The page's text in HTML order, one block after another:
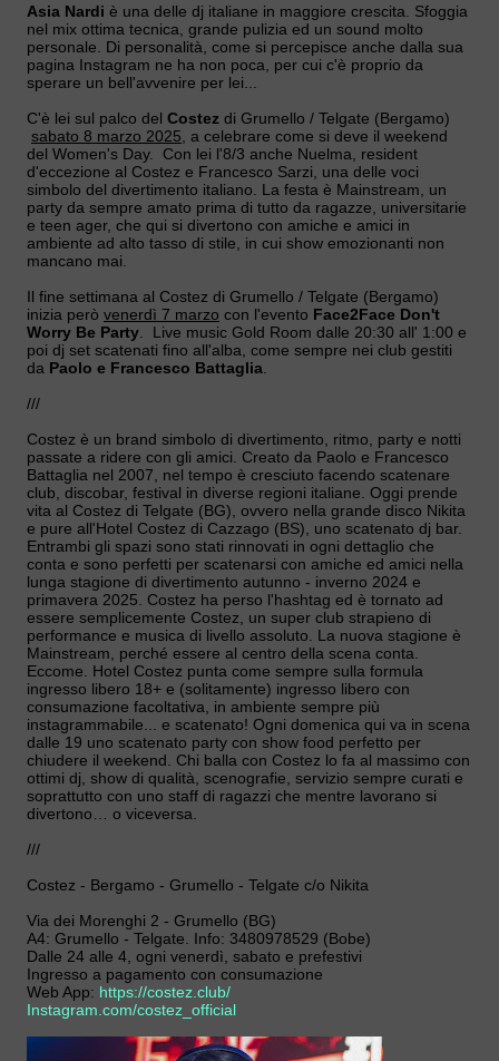
Asia Nardi è una delle dj italiane in maggiore crescita. Sfoggia
nel mix ottima tecnica, grande pulizia ed un sound molto
personale. Di personalità, come si percepisce anche dalla sua
pagina Instagram ne ha non poca, per cui c'è proprio da
sperare un bell'avvenire per lei...
C'è lei sul palco del Costez di Grumello / Telgate (Bergamo)
sabato 8 marzo 2025 , a celebrare come si deve il weekend
del Women's Day. Con lei l'8/3 anche Nuelma, resident
d'eccezione al Costez e Francesco Sarzi, una delle voci
simbolo del divertimento italiano. La festa è Mainstream, un
party da sempre amato prima di tutto da ragazze, universitarie
e teen ager, che qui si divertono con amiche e amici in
ambiente ad alto tasso di stile, in cui show emozionanti non
mancano mai.
Il fine settimana al Costez di Grumello / Telgate (Bergamo)
inizia però venerdì 7 marzo con l'evento Face2Face Don't
Worry Be Party . Live music Gold Room dalle 20:30 all' 1:00 e
poi dj set scatenati fino all'alba, come sempre nei club gestiti
da Paolo e Francesco Battaglia
///
Costez è un brand simbolo di divertimento, ritmo, party e notti
passate a ridere con gli amici. Creato da Paolo e Francesco
Battaglia nel 2007, nel tempo è cresciuto facendo scatenare
club, discobar, festival in diverse regioni italiane. Oggi prende
vita al Costez di Telgate (BG), ovvero nella grande disco Nikita
e pure all'Hotel Costez di Cazzago (BS), uno scatenato dj bar.
Entrambi gli spazi sono stati rinnovati in ogni dettaglio che
conta e sono perfetti per scatenarsi con amiche ed amici nella
lunga stagione di divertimento autunno - inverno 2024 e
primavera 2025. Costez ha perso l'hashtag ed è tornato ad
essere semplicemente Costez, un super club strapieno di
performance e musica di livello assoluto. La nuova stagione è
Mainstream, perché essere al centro della scena conta.
Eccome. Hotel Costez punta come sempre sulla formula
ingresso libero 18+ e (solitamente) ingresso libero con
consumazione facoltativa, in ambiente sempre più
instagrammabile... e scatenato! Ogni domenica qui va in scena
dalle 19 uno scatenato party con show food perfetto per
chiudere il weekend. Chi balla con Costez lo fa al massimo con
ottimi dj, show di qualità, scenografie, servizio sempre curati e
soprattutto con uno staff di ragazzi che mentre lavorano si
divertono… o viceversa.
///
Costez - Bergamo - Grumello - Telgate c/o Nikita
Via dei Morenghi 2 - Grumello (BG)
A4: Grumello - Telgate. Info: 3480978529 (Bobe)
Dalle 24 alle 4, ogni venerdì, sabato e prefestivi
Ingresso a pagamento con consumazione
Web App: https://costez.club/
Instagram.com/costez_official